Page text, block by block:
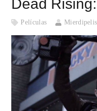
Dead
Películas Mierdipelis